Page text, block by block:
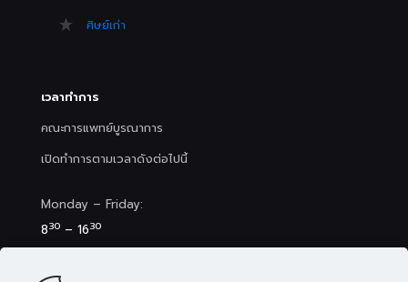
ศิษย์เก่า
เวลาทำการ
คณะการแพทย์บูรณาการ
เปิดทำการตามเวลาดังต่อไปนี้
Monday – Friday:
830 – 1630